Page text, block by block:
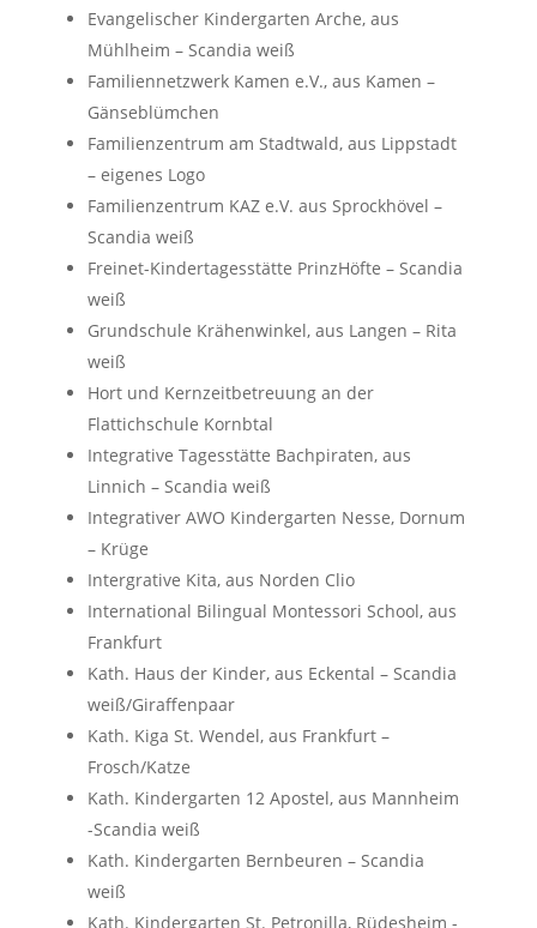
Evangelischer Kindergarten Arche, aus
Mühlheim – Scandia weiß
Familiennetzwerk Kamen e.V., aus Kamen –
Gänseblümchen
Familienzentrum am Stadtwald, aus Lippstadt
– eigenes Logo
Familienzentrum KAZ e.V. aus Sprockhövel –
Scandia weiß
Freinet-Kindertagesstätte PrinzHöfte – Scandia
weiß
Grundschule Krähenwinkel, aus Langen – Rita
weiß
Hort und Kernzeitbetreuung an der
Flattichschule Kornbtal
Integrative Tagesstätte Bachpiraten, aus
Linnich – Scandia weiß
Integrativer AWO Kindergarten Nesse, Dornum
– Krüge
Intergrative Kita, aus Norden Clio
International Bilingual Montessori School, aus
Frankfurt
Kath. Haus der Kinder, aus Eckental – Scandia
weiß/Giraffenpaar
Kath. Kiga St. Wendel, aus Frankfurt –
Frosch/Katze
Kath. Kindergarten 12 Apostel, aus Mannheim
-Scandia weiß
Kath. Kindergarten Bernbeuren – Scandia
weiß
Kath. Kindergarten St. Petronilla, Rüdesheim -